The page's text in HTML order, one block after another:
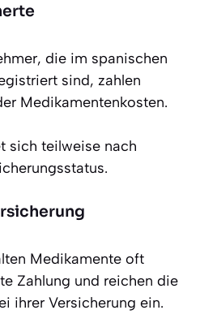
die im spanischen
sind, zahlen
Medikamentenkosten.
sich teilweise nach
Medikamente oft
Zahlung und reichen die
ihrer Versicherung ein.